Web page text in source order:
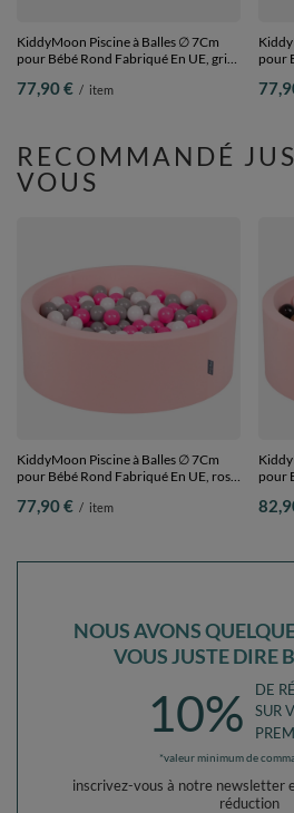
KiddyMoon Piscine à Balles ∅ 7Cm
pour Bébé Rond Fabriqué En UE, gris
turq., 90x30cm/200 Balles
77,90 € / item
pour
RECOMMANDÉ
VOUS
KiddyMoon Piscine à Balles ∅ 7Cm
pour Bébé Rond Fabriqué En UE, rose:
Balles
77,90 € / item
pour
Balles
NOUS AVONS
VOUS JUSTE DIRE
10%
DE
SUR
*valeur minimum de
inscrivez-vous à notre newsletter
réduction